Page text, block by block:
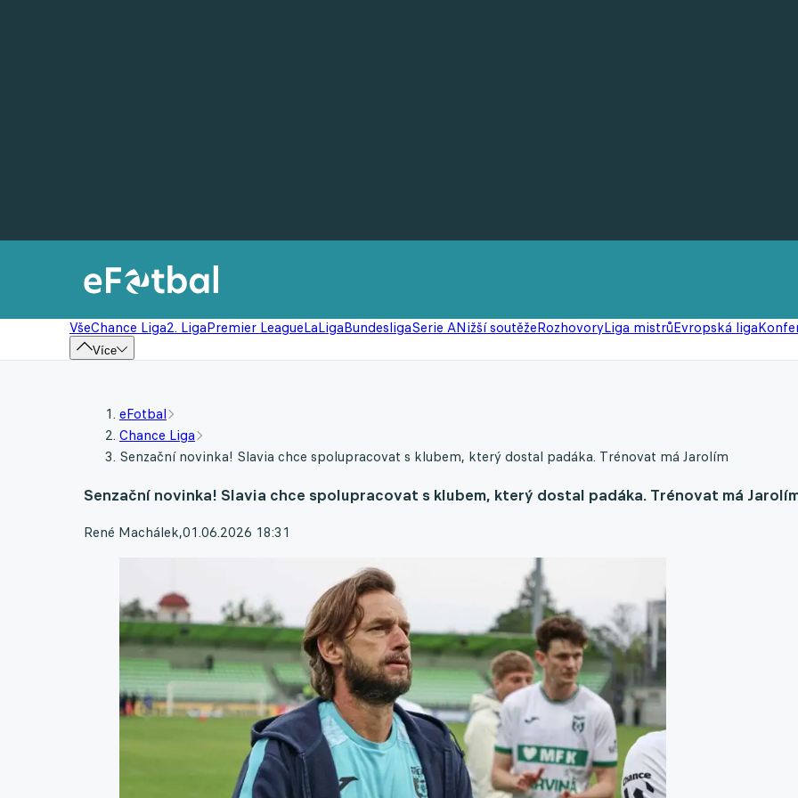
VšeChance Liga2. LigaPremier LeagueLaLigaBundesligaSerie ANižší soutěžeRozhovoryLiga mistrůEvropská liga
Více
eFotbal
Chance Liga
Senzační novinka! Slavia chce spolupracovat s klubem, který dostal padáka. Trénovat má Jarolím
Senzační novinka! Slavia chce spolupracovat s klubem, který dostal padáka. Trénovat má
René Machálek,01.06.2026 18:31